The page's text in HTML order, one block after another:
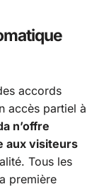
accords
accès partiel à
n’offre
aux visiteurs
Tous les
première